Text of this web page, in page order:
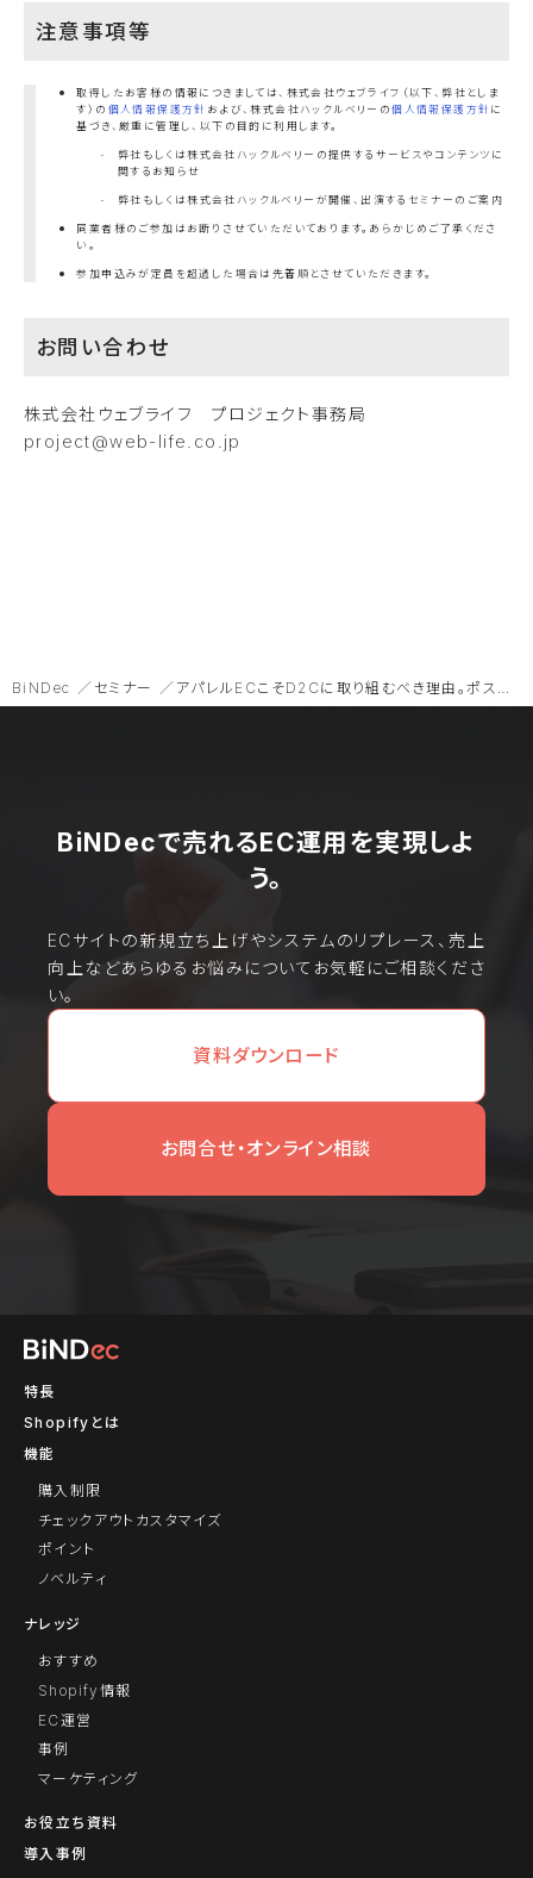
注意事項等
取得したお客様の情報につきましては、株式会社ウェブライフ（以下、弊社としま
す）の 個人情報保護方針 および、株式会社ハックルベリーの個人情報保護方針 に
基づき、厳重に管理し、以下の目的に利用します。
弊社もしくは株式会社ハックルベリーの提供するサービスやコンテンツに
関するお知らせ
弊社もしくは株式会社ハックルベリーが開催、出演するセミナーのご案内
同業者様のご参加はお断りさせていただいております。あらかじめご了承くださ
い。
参加申込みが定員を超過した場合は先着順とさせていただきます。
お問い合わせ
株式会社ウェブライフ プロジェクト事務局
project@web-life.co.jp
BiNDec セミナー アパレルECこそD2Cに取り組むべき理由。ポストコロナに備えるモールからの脱却と成長戦略
BiNDecで売れるEC運用を実現しよ
う。
ECサイトの新規立ち上げやシステムのリプレース、売上
向上などあらゆるお悩みについてお気軽にご相談くださ
い。
資料ダウンロード
お問合せ・オンライン相談
特長
Shopifyとは
機能
購入制限
チェックアウトカスタマイズ
ポイント
ノベルティ
ナレッジ
おすすめ
Shopify情報
EC運営
事例
マーケティング
お役立ち資料
導入事例